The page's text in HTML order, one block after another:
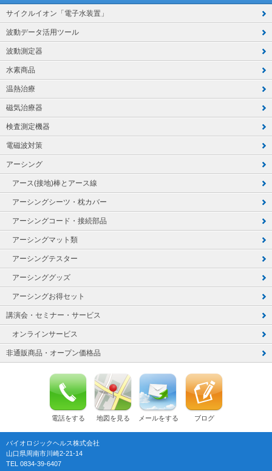
サイクルイオン「電子水装置」
波動データ活用ツール
波動測定器
水素商品
温熱治療
磁気治療器
検査測定機器
電磁波対策
アーシング
アース(接地)棒とアース線
アーシングシーツ・枕カバー
アーシングコード・接続部品
アーシングマット類
アーシングテスター
アーシンググッズ
アーシングお得セット
講演会・セミナー・サービス
オンラインサービス
非通販商品・オープン価格品
電話をする 地図を見る メールをする ブログ
バイオロジックヘルス株式会社
山口県周南市川崎2-21-14
TEL 0834-39-6407